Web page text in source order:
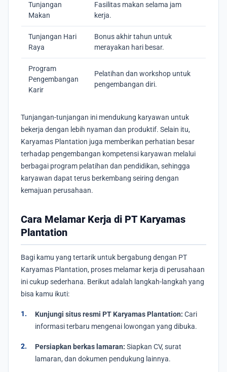
Tunjangan
Makan
Fasilitas makan selama jam
kerja.
Tunjangan Hari
Raya
Bonus akhir tahun untuk
merayakan hari besar.
Program
Pengembangan
Karir
Pelatihan dan workshop untuk
pengembangan diri.
Tunjangan-tunjangan ini mendukung karyawan untuk
bekerja dengan lebih nyaman dan produktif. Selain itu,
Karyamas Plantation juga memberikan perhatian besar
terhadap pengembangan kompetensi karyawan melalui
berbagai program pelatihan dan pendidikan, sehingga
karyawan dapat terus berkembang seiring dengan
kemajuan perusahaan.
Cara Melamar Kerja di PT Karyamas
Plantation
Bagi kamu yang tertarik untuk bergabung dengan PT
Karyamas Plantation, proses melamar kerja di perusahaan
ini cukup sederhana. Berikut adalah langkah-langkah yang
bisa kamu ikuti:
Kunjungi situs resmi PT Karyamas Plantation: Cari
informasi terbaru mengenai lowongan yang dibuka.
Persiapkan berkas lamaran: Siapkan CV, surat
lamaran, dan dokumen pendukung lainnya.